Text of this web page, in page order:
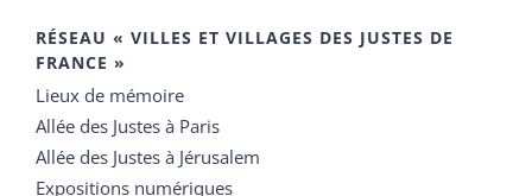
RÉSEAU « VILLES ET VILLAGES DES JUSTES DE
FRANCE »
Lieux de mémoire
Allée des Justes à Paris
Allée des Justes à Jérusalem
Expositions numériques